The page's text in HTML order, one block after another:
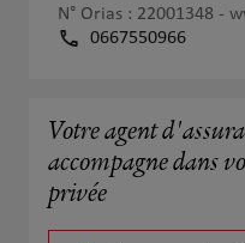
N° Orias : 22001348 -
0667550966
Votre agent
accompagne dans
privée